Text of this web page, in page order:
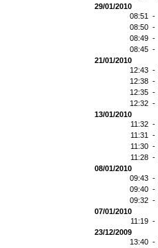
29/01/2010
08:51 -
08:50 -
08:49 -
08:45 -
21/01/2010
12:43 -
12:38 -
12:35 -
12:32 -
13/01/2010
11:32 -
11:31 -
11:30 -
11:28 -
08/01/2010
09:43 -
09:40 -
09:32 -
07/01/2010
11:19 -
23/12/2009
13:40 -